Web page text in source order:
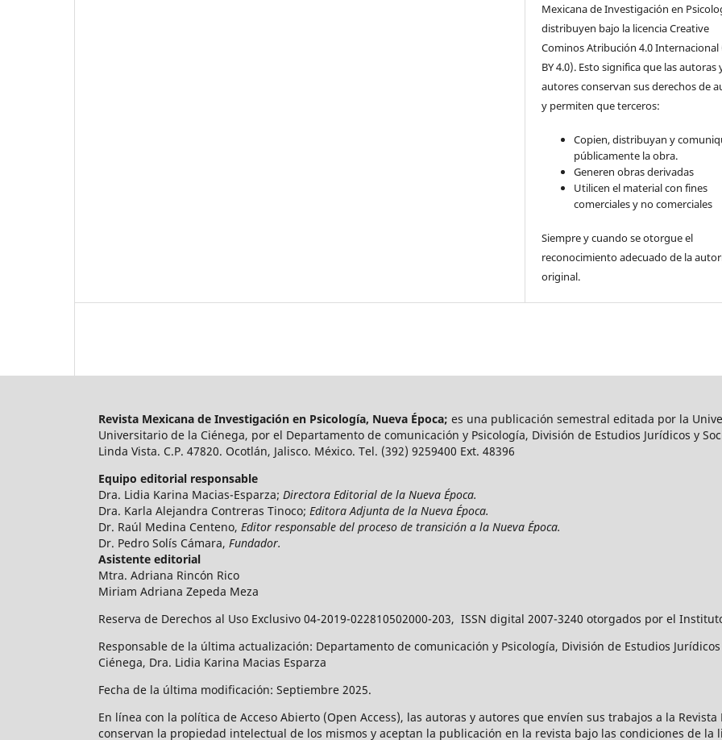
Mexicana de Investigación en
distribuyen bajo la licencia Creative
Cominos Atribución 4.0 Internacional
BY 4.0). Esto significa que las autoras
autores conservan sus derechos de
y permiten que terceros:
Copien, distribuyan y
públicamente la obra.
Generen obras derivadas
Utilicen el material con fines
comerciales y no comerciales
Siempre y cuando se otorgue el
reconocimiento adecuado de la
original.
Revista Mexicana de Investigación en Psicología, Nueva Época; es una publicación semestral editada por la
Universitario de la Ciénega, por el Departamento de comunicación y Psicología, División de Estudios Jurídicos y
Linda Vista. C.P. 47820. Ocotlán, Jalisco. México. Tel. (392) 9259400 Ext. 48396
Equipo editorial responsable
Dra. Lidia Karina Macias-Esparza; Directora Editorial de la Nueva Época.
Dra. Karla Alejandra Contreras Tinoco; Editora Adjunta de la Nueva Época.
Dr. Raúl Medina Centeno, Editor responsable del proceso de transición a la Nueva Época.
Dr. Pedro Solís Cámara, Fundador.
Asistente editorial
Mtra. Adriana Rincón Rico
Miriam Adriana Zepeda Meza
Reserva de Derechos al Uso Exclusivo 04-2019-022810502000-203, ISSN digital 2007-3240 otorgados por el
Responsable de la última actualización: Departamento de comunicación y Psicología, División de Estudios
Ciénega, Dra. Lidia Karina Macias Esparza
Fecha de la última modificación: Septiembre 2025.
En línea con la política de Acceso Abierto (Open Access), las autoras y autores que envíen sus trabajos a la
conservan la propiedad intelectual de los mismos y aceptan la publicación en la revista bajo las condiciones de la